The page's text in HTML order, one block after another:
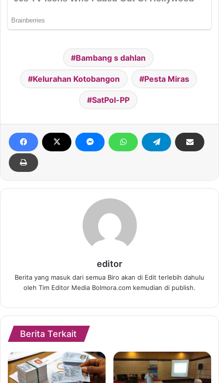
Bambang s dahlan
Kelurahan Kotobangon Pesta Miras
SatPol-PP
editor
Berita yang masuk dari semua Biro akan di Edit terlebih dahulu
oleh Tim Editor Media Bolmora.com kemudian di publish.
Berita Terkait